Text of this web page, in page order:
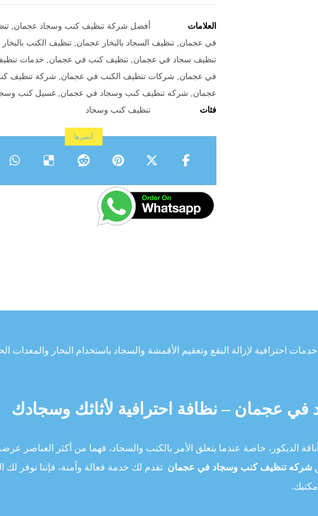
العلامات أفضل شركة تنظيف كنب وسجاد عجمان ,
في عجمان ,تنظيف السجاد بالبخار عجمان ,تنظيف الكنب
تنظيف سجاد في عجمان ,تنظيف كنب في عجمان
خدمات
في عجمان
شركات تنظيف الكنب في عجمان
شركة تنظيف
عجمان
شركه تنظيف كنب وسجاد في عجمان ,غسيل كنب
فئات
تنظيف كنب وسجاد
احترافية لإزالة البقع وتعقيم الأقمشة والسجاد باستخدام البخار والمعدات
عجمان – نظافة احترافية لأثاثك وسجادك
الديكور، خاصة عندما يتعلق الأمر بالكنب والسجاد، فهما من أكثر العناصر
شركه تنظيف كنب وسجاد في عجمان تقدم لك خدمة فعالة وآمنة، فإننا نوفر لك